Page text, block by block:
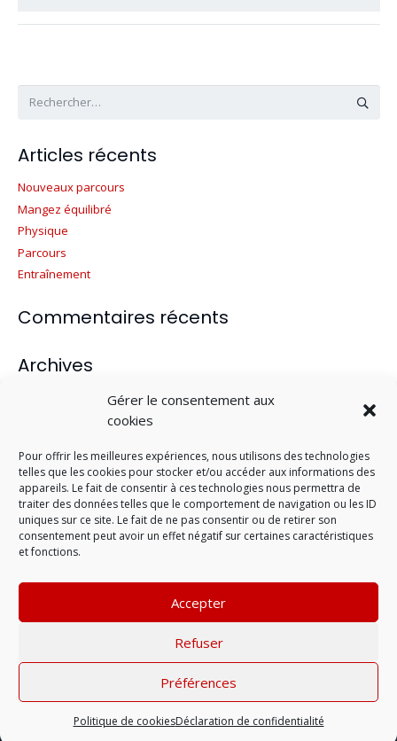
Gérer le consentement aux
cookies
Pour offrir les meilleures expériences, nous utilisons des technologies
telles que les cookies pour stocker et/ou accéder aux informations des
appareils. Le fait de consentir à ces technologies nous permettra de
traiter des données telles que le comportement de navigation ou les ID
uniques sur ce site. Le fait de ne pas consentir ou de retirer son
consentement peut avoir un effet négatif sur certaines caractéristiques
et fonctions.
Accepter
Refuser
Préférences
Politique de cookiesDéclaration de confidentialité
Rechercher :
Articles récents
Nouveaux parcours
Mangez équilibré
Physique
Parcours
Entraînement
Commentaires récents
Archives
septembre 2013
juillet 2013
Catégories
Evénement
Non classé
Parcours
Mentions légales| © 2022 |Politique de
confidentialité